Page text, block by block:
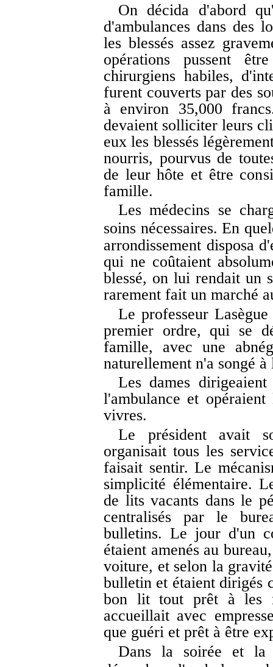
On décida d'abord
d'ambulances dans des
les blessés assez
opérations pussent
chirurgiens habiles,
furent couverts par des
à environ 35,000
devaient solliciter leurs
eux les blessés
nourris, pourvus de
de leur hôte et être
famille.
Les médecins se
soins nécessaires. En
arrondissement disposa
qui ne coûtaient
blessé, on lui rendait un
rarement fait un marché
Le professeur
premier ordre, qui se
famille, avec une
naturellement n'a songé
Les dames
l'ambulance et
vivres.
Le président avait
organisait tous les
faisait sentir. Le
simplicité élémentaire.
de lits vacants dans le
centralisés par le
bulletins. Le jour d'un
étaient amenés au
voiture, et selon la
bulletin et étaient dirigés
bon lit tout prêt à les
accueillait avec
que guéri et prêt à être
Dans la soirée et